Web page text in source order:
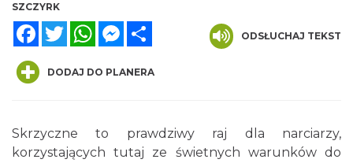
SZCZYRK
FacebookTwitterWhatsAppMessenger
ODSŁUCHAJ TEKST
DODAJ DO PLANERA
Skrzyczne to prawdziwy raj dla narciarzy,
korzystających tutaj ze świetnych warunków do